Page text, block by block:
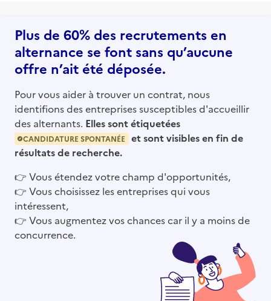
Plus de 60% des recrutements en
alternance se font sans qu’aucune
offre n’ait été déposée.
Pour vous aider à trouver un contrat, nous
identifions des entreprises susceptibles d'accueillir
des alternants. Elles sont étiquetées
CANDIDATURE SPONTANÉE
et sont visibles en fin de
résultats de recherche.
👉 Vous étendez votre champ d'opportunités,
👉 Vous choisissez les entreprises qui vous
intéressent,
👉 Vous augmentez vos chances car il y a moins de
concurrence.